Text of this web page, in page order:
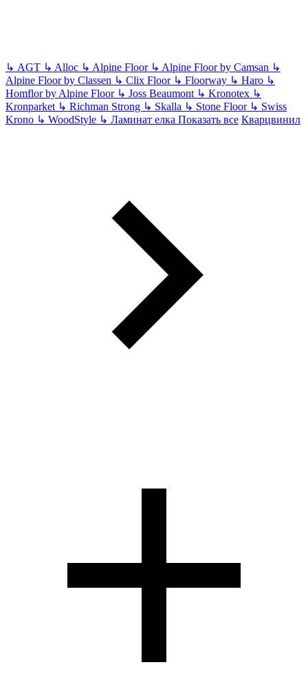
↳ AGT ↳ Alloc ↳ Alpine Floor ↳ Alpine Floor by Camsan ↳
Alpine Floor by Classen ↳ Clix Floor ↳ Floorway ↳ Haro ↳
Homflor by Alpine Floor ↳ Joss Beaumont ↳ Kronotex ↳
Kronparket ↳ Richman Strong ↳ Skalla ↳ Stone Floor ↳ Swiss
Krono ↳ WoodStyle ↳ Ламинат елка Показать все Кварцвинил